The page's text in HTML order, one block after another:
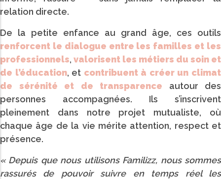
relation directe.
De la petite enfance au grand âge, ces outils
renforcent le dialogue entre les familles et les
professionnels, valorisent les métiers du soin et
de l’éducation, et contribuent à créer un climat
de sérénité et de transparence autour des
personnes accompagnées. Ils s’inscrivent
pleinement dans notre projet mutualiste, où
chaque âge de la vie mérite attention, respect et
présence.
« Depuis que nous utilisons Familizz, nous sommes
rassurés de pouvoir suivre en temps réel les